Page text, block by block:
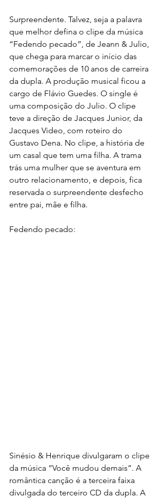
Surpreendente. Talvez, seja a palavra
que melhor defina o clipe da música
“Fedendo pecado”, de Jeann & Julio,
que chega para marcar o início das
comemorações de 10 anos de carreira
da dupla. A produção musical ficou a
cargo de Flávio Guedes. O single é
uma composição do Julio. O clipe
teve a direção de Jacques Junior, da
Jacques Video, com roteiro do
Gustavo Dena. No clipe, a história de
um casal que tem uma filha. A trama
trás uma mulher que se aventura em
outro relacionamento, e depois, fica
reservada o surpreendente desfecho
entre pai, mãe e filha.
Fedendo pecado:
Sinésio & Henrique divulgaram o clipe
da música “Você mudou demais”. A
romântica canção é a terceira faixa
divulgada do terceiro CD da dupla. A